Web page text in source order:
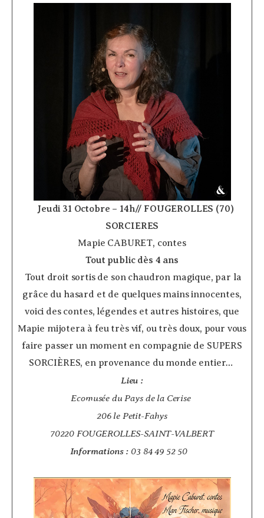
Jeudi 31 Octobre – 14h// FOUGEROLLES (70)
SORCIERES
Mapie CABURET, contes
Tout public dès 4 ans
­ Tout droit sortis de son chaudron magique, par la
grâce du hasard et de quelques mains innocentes,
voici des contes, légendes et autres histoires, que
Mapie mijotera à feu très vif, ou très doux, pour vous
faire passer un moment en compagnie de SUPERS
SORCIÈRES, en provenance du monde entier…
Lieu :
Ecomusée du Pays de la Cerise
206 le Petit-Fahys
70220 FOUGEROLLES-SAINT-VALBERT
Informations : 03 84 49 52 50­ ­ ­ ­